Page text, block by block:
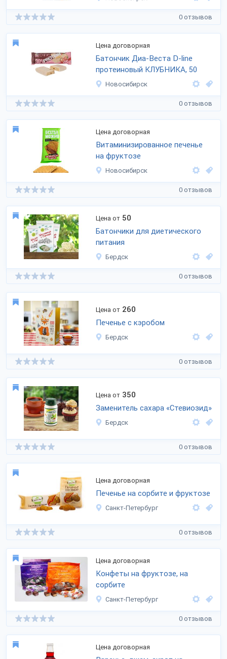
0 отзывов
Цена договорная
Батончик Диа-Веста D-line
протеиновый КЛУБНИКА, 50
Новосибирск
0 отзывов
Цена договорная
Витаминизированное печенье
на фруктозе
Новосибирск
0 отзывов
Цена от 50
Батончики для диетического
питания
Бердск
0 отзывов
Цена от 260
Печенье с кэробом
Бердск
0 отзывов
Цена от 350
Заменитель сахара «Стевиозид»
Бердск
0 отзывов
Цена договорная
Печенье на сорбите и фруктозе
Санкт-Петербург
0 отзывов
Цена договорная
Конфеты на фруктозе, на
сорбите
Санкт-Петербург
0 отзывов
Цена договорная